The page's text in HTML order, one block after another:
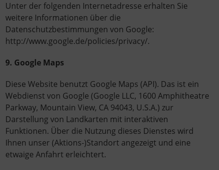
Unter der folgenden Internetadresse erhalten Sie
weitere Informationen über die
Datenschutzbestimmungen von Google:
http://www.google.de/policies/privacy/.
9. Google Maps
Diese Website benutzt Google Maps (API). Das ist ein
Webdienst von Google (Google LLC, 1600 Amphitheatre
Parkway, Mountain View, CA 94043, U.S.A.) zur
Darstellung von Landkarten mit interaktiven
Funktionen. Über die Nutzung dieses Dienstes wird
Ihnen unser (Aktions-)Standort angezeigt und eine
etwaige Anfahrt erleichtert.